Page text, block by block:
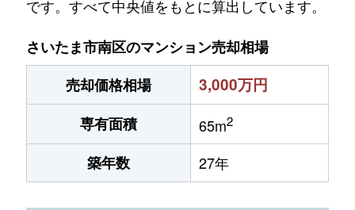
です。すべて中央値をもとに算出しています。
さいたま市南区のマンション売却相場
売却価格相場
3,000万円
専有面積 65m2
築年数 27年